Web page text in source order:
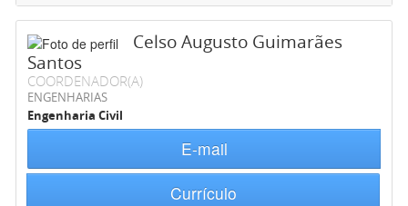
Celso Augusto Guimarães
Santos
COORDENADOR(A)
ENGENHARIAS
Engenharia Civil
E-mail
Currículo